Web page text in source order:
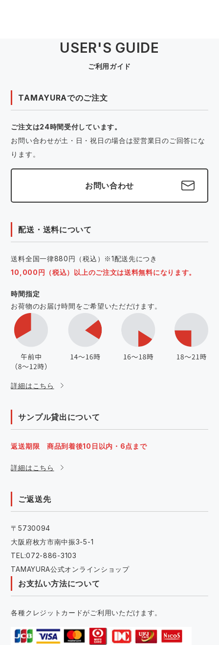
USER'S GUIDE
ご利用ガイド
TAMAYURAでのご注文
ご注文は24時間受付しています。
お問い合わせが土・日・祝日の場合は翌営業日のご回答にな
ります。
お問い合わせ
配送・送料について
送料全国一律880円（税込）※1配送先につき
10,000円（税込）以上のご注文は送料無料になります。
時間指定
お荷物のお届け時間をご希望いただだけます。
詳細はこちら
サンプル貸出について
返送期限 商品到着後10日以内・6点まで
詳細はこちら
ご返送先
〒5730094
大阪府枚方市南中振3-5-1
TEL:072-886-3103
TAMAYURA公式オンラインショップ
お支払い方法について
各種クレジットカードがご利用いただけます。